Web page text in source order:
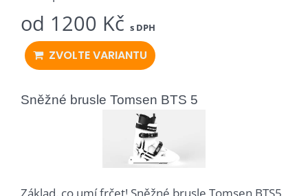
od 1200 Kč s DPH
ZVOLTE VARIANTU
Sněžné brusle Tomsen BTS 5
Základ, co umí frčet! Sněžné brusle Tomsen BTS5